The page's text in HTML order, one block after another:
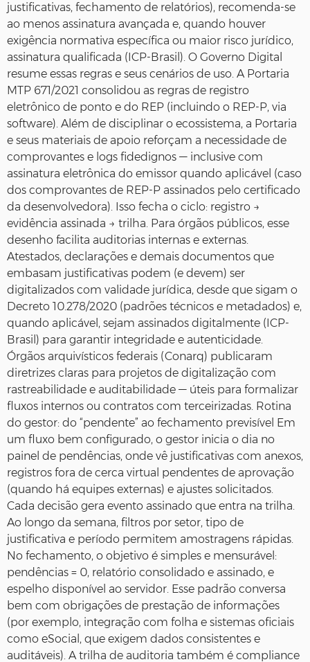
justificativas, fechamento de relatórios), recomenda-se
ao menos assinatura avançada e, quando houver
exigência normativa específica ou maior risco jurídico,
assinatura qualificada (ICP-Brasil). O Governo Digital
resume essas regras e seus cenários de uso. A Portaria
MTP 671/2021 consolidou as regras de registro
eletrônico de ponto e do REP (incluindo o REP-P, via
software). Além de disciplinar o ecossistema, a Portaria
e seus materiais de apoio reforçam a necessidade de
comprovantes e logs fidedignos — inclusive com
assinatura eletrônica do emissor quando aplicável (caso
dos comprovantes de REP-P assinados pelo certificado
da desenvolvedora). Isso fecha o ciclo: registro →
evidência assinada → trilha. Para órgãos públicos, esse
desenho facilita auditorias internas e externas.
Atestados, declarações e demais documentos que
embasam justificativas podem (e devem) ser
digitalizados com validade jurídica, desde que sigam o
Decreto 10.278/2020 (padrões técnicos e metadados) e,
quando aplicável, sejam assinados digitalmente (ICP-
Brasil) para garantir integridade e autenticidade.
Órgãos arquivísticos federais (Conarq) publicaram
diretrizes claras para projetos de digitalização com
rastreabilidade e auditabilidade — úteis para formalizar
fluxos internos ou contratos com terceirizadas. Rotina
do gestor: do “pendente” ao fechamento previsível Em
um fluxo bem configurado, o gestor inicia o dia no
painel de pendências, onde vê justificativas com anexos,
registros fora de cerca virtual pendentes de aprovação
(quando há equipes externas) e ajustes solicitados.
Cada decisão gera evento assinado que entra na trilha.
Ao longo da semana, filtros por setor, tipo de
justificativa e período permitem amostragens rápidas.
No fechamento, o objetivo é simples e mensurável:
pendências = 0, relatório consolidado e assinado, e
espelho disponível ao servidor. Esse padrão conversa
bem com obrigações de prestação de informações
(por exemplo, integração com folha e sistemas oficiais
como eSocial, que exigem dados consistentes e
auditáveis). A trilha de auditoria também é compliance